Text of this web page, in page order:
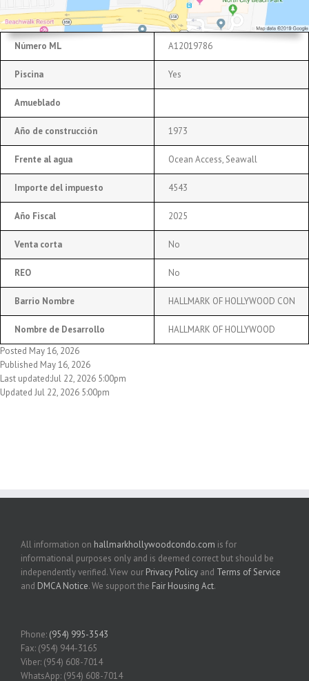
Número ML A12019786
Piscina Yes
Amueblado
Año de construcción 1973
Frente al agua Ocean Access, Seawall
Importe del impuesto 4543
Año Fiscal 2025
Venta corta No
REO No
Barrio Nombre HALLMARK OF HOLLYWOOD CON
Nombre de Desarrollo
HALLMARK OF HOLLYWOOD
Posted May 16, 2026
Published May 16, 2026
Last updated:Jul 22, 2026 5:00pm
Updated Jul 22, 2026 5:00pm
All information on hallmarkhollywoodcondo.com is for
informational purposes only and is deemed correct but should be
independently verified. View our Privacy Policy and Terms of Service
and DMCA Notice. We support the Fair Housing Act.
Phone: (954) 995-3543
Fax: (954) 944-3165
Viber: (954) 608-7014
WhatsApp: (954) 608-7014